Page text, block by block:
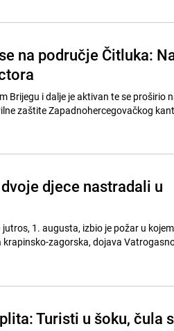
na područje Čitluka:
Brijegu i dalje je aktivan te se proširio
zaštite Zapadnohercegovačkog
djece nastradali u
1. augusta, izbio je požar u
zagorska, dojava
Turisti u šoku, čula